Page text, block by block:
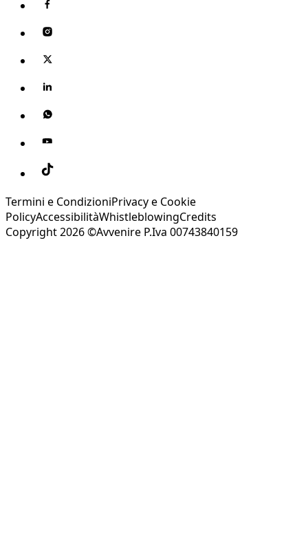
Termini e CondizioniPrivacy e Cookie
PolicyAccessibilitàWhistleblowingCredits
Copyright 2026 ©Avvenire P.Iva 00743840159